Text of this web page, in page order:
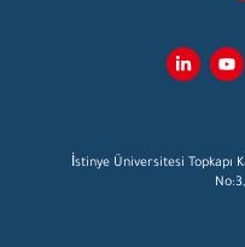
İstinye Üniversitesi Topkapı